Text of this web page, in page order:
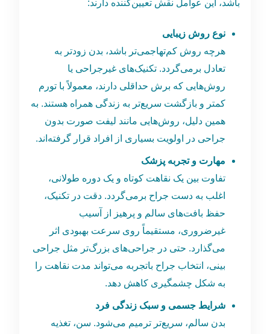
باشد، این عوامل نقش تعیین‌کننده دارند:
نوع روش زیبایی
هرچه روش کم‌تهاجمی‌تر باشد، بدن زودتر به
تعادل برمی‌گردد. تکنیک‌های غیرجراحی یا
روش‌هایی که برش حداقلی دارند، معمولاً با تورم
کمتر و بازگشت سریع‌تر به زندگی همراه هستند. به
همین دلیل، روش‌هایی مانند لیفت صورت بدون
جراحی در اولویت بسیاری از افراد قرار گرفته‌اند.
مهارت و تجربه پزشک
تفاوت بین یک نقاهت کوتاه و یک دوره طولانی،
اغلب به دست جراح برمی‌گردد. دقت در تکنیک،
حفظ بافت‌های سالم و پرهیز از آسیب
غیرضروری، مستقیماً روی سرعت بهبودی اثر
می‌گذارد. حتی در جراحی‌های بزرگ‌تر مثل جراحی
بینی، انتخاب جراح باتجربه می‌تواند مدت نقاهت را
به شکل چشمگیری کاهش دهد.
شرایط جسمی و سبک زندگی فرد
بدن سالم، سریع‌تر ترمیم می‌شود. سن، تغذیه